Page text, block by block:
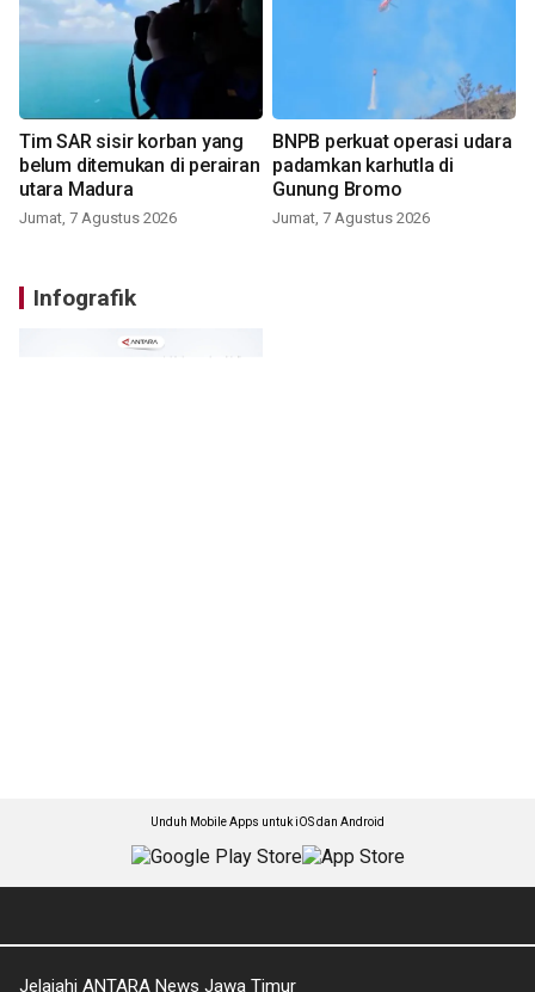
Tim SAR sisir korban yang
belum ditemukan di perairan
utara Madura
Jumat, 7 Agustus 2026
BNPB perkuat operasi udara
padamkan karhutla di
Gunung Bromo
Jumat, 7 Agustus 2026
Infografik
Unduh Mobile Apps untuk iOS dan Android
Jelajahi ANTARA News Jawa Timur